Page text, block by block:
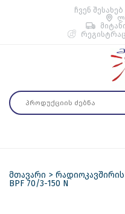
ჩვენ შესახებ
მთავარი
BPF 70/3-150 N